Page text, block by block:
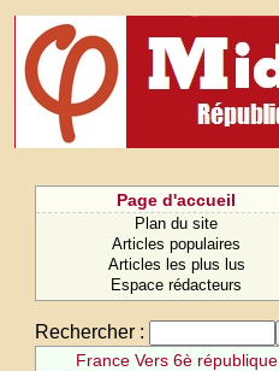
Page d'accueil
Plan du site
Articles populaires
Articles les plus lus
Espace rédacteurs
Rechercher :
France Vers 6è république